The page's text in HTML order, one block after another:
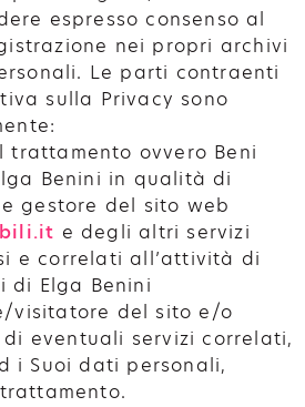
espresso consenso al
nei propri archivi
Le parti contraenti
sulla Privacy sono
ovvero Beni
Benini in qualità di
gestore del sito web
e degli altri servizi
e correlati all’attività di
di Elga Benini
visitatore del sito e/o
di eventuali servizi correlati,
i Suoi dati personali,